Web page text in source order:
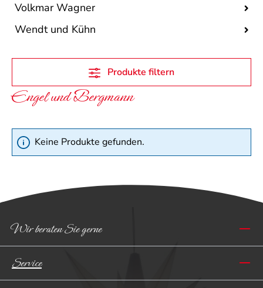
Volkmar Wagner
Wendt und Kühn
Produkte filtern
Engel und Bergmann
Keine Produkte gefunden.
Wir beraten Sie gerne
Service